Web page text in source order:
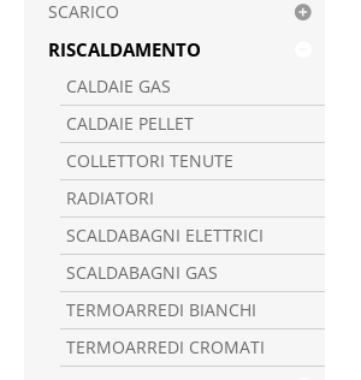
SCARICO
RISCALDAMENTO
CALDAIE GAS
CALDAIE PELLET
COLLETTORI TENUTE
RADIATORI
SCALDABAGNI ELETTRICI
SCALDABAGNI GAS
TERMOARREDI BIANCHI
TERMOARREDI CROMATI